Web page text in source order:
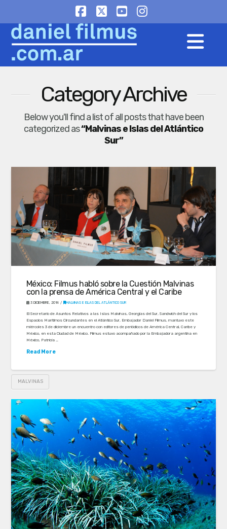
Facebook
X YouTube
Instagram
Category Archive
Below you'll find a list of all posts that have been
categorized as“Malvinas e Islas del Atlántico
Sur”
México: Filmus habló sobre la Cuestión Malvinas
con la prensa de América Central y el Caribe
3 DICIEMBRE, 2014 MALVINAS E ISLAS DEL ATLÁNTICO SUR
El Secretario de Asuntos Relativos a las Islas Malvinas, Georgias del Sur, Sandwich del Sur y los
Espacios Marítimos Circundantes en el Atlántico Sur, Embajador Daniel Filmus, mantuvo este
miércoles 3 de diciembre un encuentro con editores de periódicos de América Central, Caribe y
México, en esta Ciudad de México. Filmus estuvo acompañado por la Embajadora argentina en
México, Patricia …
Read More
MALVINAS